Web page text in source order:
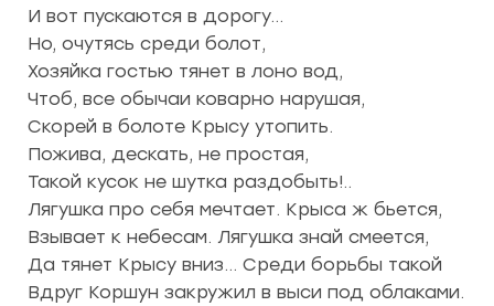
И вот пускаются в дорогу…
Но, очутясь среди болот,
Хозяйка гостью тянет в лоно вод,
Чтоб, все обычаи коварно нарушая,
Скорей в болоте Крысу утопить.
Пожива, дескать, не простая,
Такой кусок не шутка раздобыть!..
Лягушка про себя мечтает. Крыса ж бьется,
Взывает к небесам. Лягушка знай смеется,
Да тянет Крысу вниз… Среди борьбы такой
Вдруг Коршун закружил в выси под облаками.